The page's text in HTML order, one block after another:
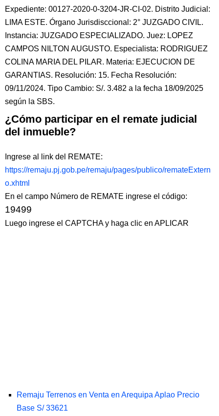
Expediente: 00127-2020-0-3204-JR-CI-02. Distrito Judicial:
LIMA ESTE. Órgano Jurisdisccional: 2° JUZGADO CIVIL.
Instancia: JUZGADO ESPECIALIZADO. Juez: LOPEZ
CAMPOS NILTON AUGUSTO. Especialista: RODRIGUEZ
COLINA MARIA DEL PILAR. Materia: EJECUCION DE
GARANTIAS. Resolución: 15. Fecha Resolución:
09/11/2024. Tipo Cambio: S/. 3.482 a la fecha 18/09/2025
según la SBS.
¿Cómo participar en el remate judicial
del inmueble?
Ingrese al link del REMATE:
https://remaju.pj.gob.pe/remaju/pages/publico/remateExtern
o.xhtml
En el campo Número de REMATE ingrese el código:
19499
Luego ingrese el CAPTCHA y haga clic en APLICAR
Remaju Terrenos en Venta en Arequipa Aplao Precio
Base S/ 33621